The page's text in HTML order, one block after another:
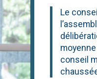
Le
conseil